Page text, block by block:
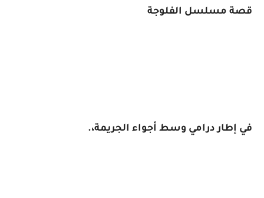
قصة مسلسل الفلوجة
في إطار درامي وسط أجواء الجريمة،.